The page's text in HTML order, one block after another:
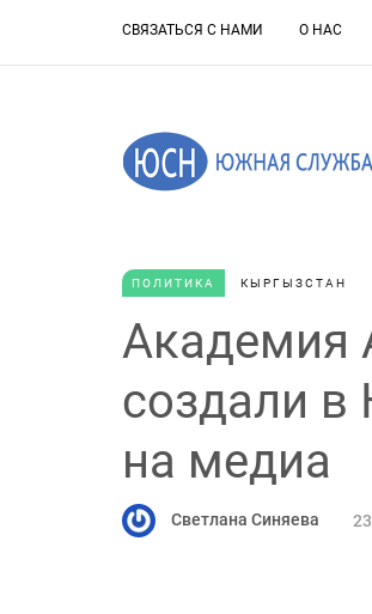
СВЯЗАТЬСЯ С НАМИ О НАС
ПОЛИТИКА КЫРГЫЗСТАН
Академия
создали в
на медиа
Светлана Синяева